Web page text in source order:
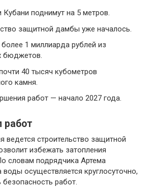
Кубани поднимут на 5 метров.
защитной дамбы уже началось.
1 миллиарда рублей из
бюджетов.
40 тысяч кубометров
камня.
работ — начало 2027 года.
работ
ведется строительство защитной
избежать затопления
словам подрядчика Артема
воды осуществляется круглосуточно,
работ.